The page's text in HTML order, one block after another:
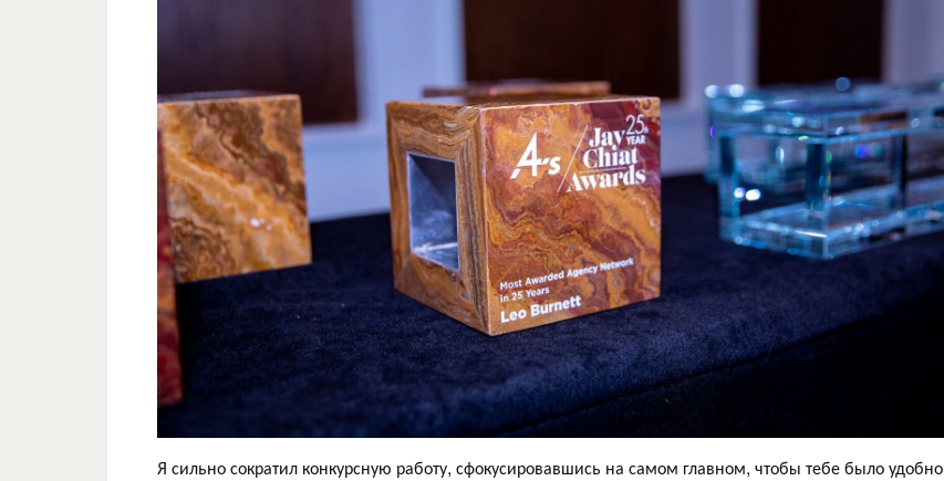
Я сильно сократил конкурсную работу, сфокусировавшись на самом главном, чтобы тебе было удобно